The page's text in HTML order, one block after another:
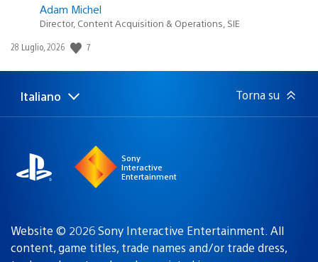
Adam Michel
Director, Content Acquisition & Operations, SIE
Data
pubblicazione:
28 Luglio, 2026 7
Seleziona
una
Regione
attuale:
Italiano Torna su
Sony
Interactive
Entertainment
Website © 2026 Sony Interactive Entertainment. All
content, game titles, trade names and/or trade dress,